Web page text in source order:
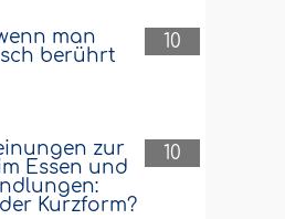
10
man
berührt
10
zur
Essen und
Kurzform?